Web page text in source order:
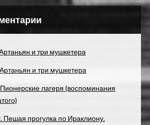
и три мушкетера
и три мушкетера
Пионерские лагеря (воспоминания
Пешая прогулка по Ираклиону.